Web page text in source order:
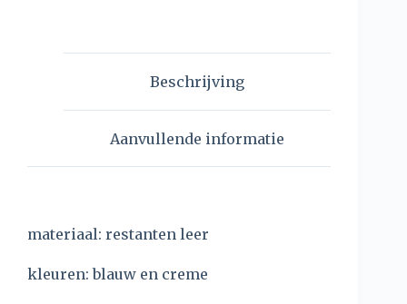
Beschrijving
Aanvullende informatie
materiaal: restanten leer
kleuren: blauw en creme